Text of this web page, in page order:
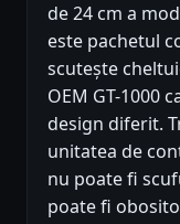
de 24 cm a
este pachetul
scutește
OEM GT-1000
design diferit.
unitatea de
nu poate fi
poate fi